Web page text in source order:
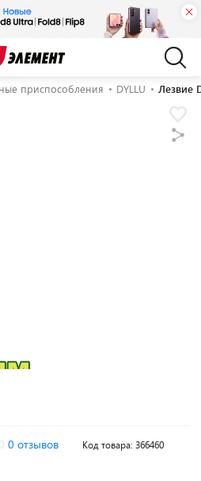
приспособления DYLLU Лезвие
0 отзывов Код товара: 366460